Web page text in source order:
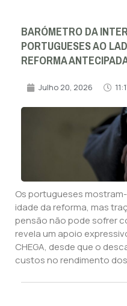
BARÓMETRO DA
PORTUGUESES AO
REFORMA
Julho 20, 2026
Os portugueses
idade da reforma, mas
pensão não pode sofrer
revela um apoio
CHEGA, desde que o
custos no rendimento